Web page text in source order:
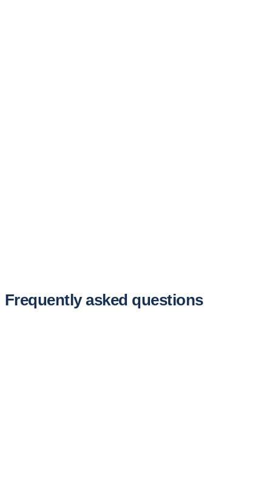
Frequently asked questions